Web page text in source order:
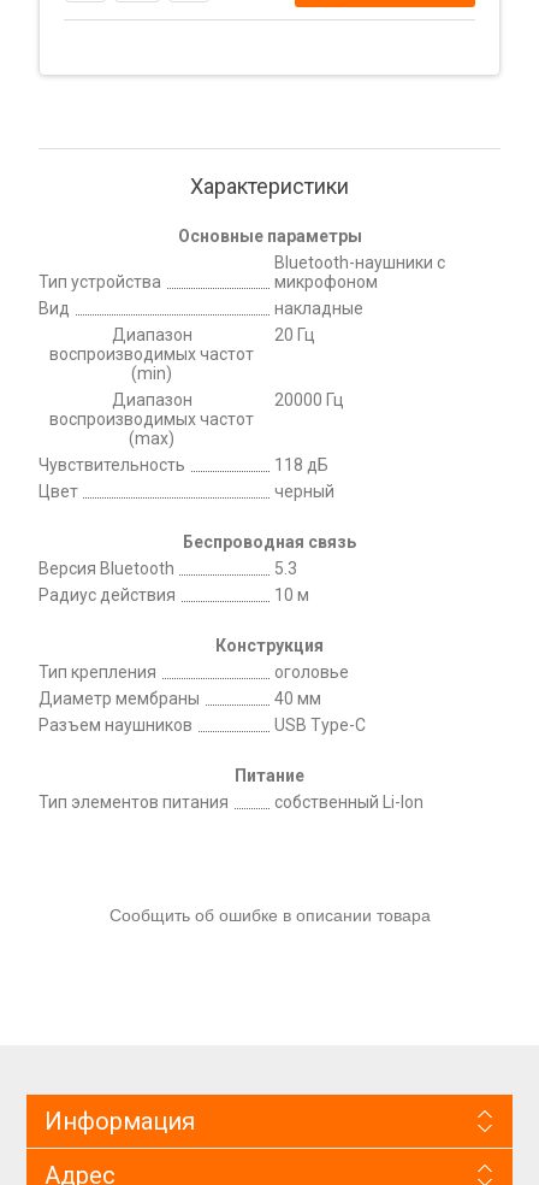
Характеристики
Основные параметры
Тип устройства
Bluetooth-наушники с
микрофоном
Вид
накладные
Диапазон
воспроизводимых частот
(min)
20 Гц
Диапазон
воспроизводимых частот
(max)
20000 Гц
Чувствительность
118 дБ
Цвет
черный
Беспроводная связь
Версия Bluetooth
5.3
Радиус действия
10 м
Конструкция
Тип крепления
оголовье
Диаметр мембраны
40 мм
Разъем наушников
USB Type-C
Питание
Тип элементов питания
собственный Li-Ion
Сообщить об ошибке в описании товара
Информация
Адрес